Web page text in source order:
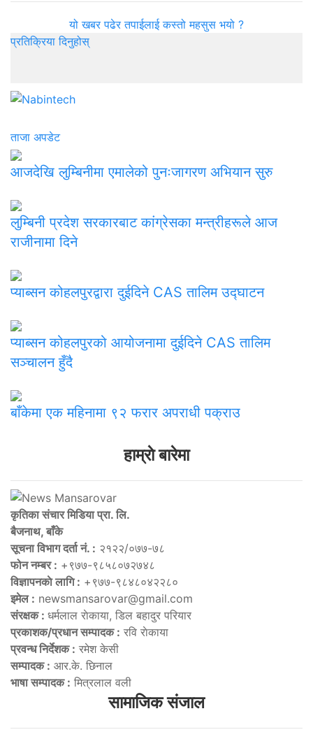
यो खबर पढेर तपाईलाई कस्तो महसुस भयो ?
प्रतिक्रिया दिनुहोस्
ताजा अपडेट
आजदेखि लुम्बिनीमा एमालेको पुनःजागरण अभियान सुरु
लुम्बिनी प्रदेश सरकारबाट कांग्रेसका मन्त्रीहरूले आज
राजीनामा दिने
प्याब्सन कोहलपुरद्वारा दुईदिने CAS तालिम उद्घाटन
प्याब्सन कोहलपुरको आयोजनामा दुईदिने CAS तालिम
सञ्चालन हुँदै
बाँकेमा एक महिनामा ९२ फरार अपराधी पक्राउ
हाम्राे बारेमा
कृतिका संचार मिडिया प्रा. लि.
बैजनाथ, बाँके
सूचना विभाग दर्ता नं. : २१२२/०७७-७८
फोन नम्बर : +९७७-९८५८०७२७४८
विज्ञापनकाे लागि : +९७७-९८४८०४२२८०
इमेल : newsmansarovar@gmail.com
संरक्षक : धर्मलाल राेकाया, डिल बहादुर परियार
प्रकाशक/प्रधान सम्पादक : रवि राेकाया
प्रवन्ध निर्देशक : रमेश केसी
सम्पादक : आर.के. छिनाल
भाषा सम्पादक : मित्रलाल वली
सामाजिक संजाल